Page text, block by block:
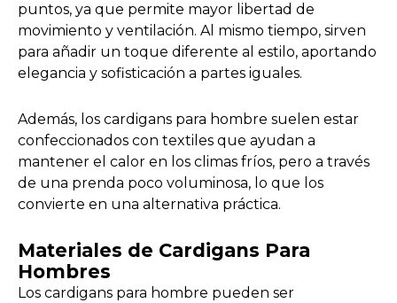
puntos, ya que permite mayor libertad de
movimiento y ventilación. Al mismo tiempo, sirven
para añadir un toque diferente al estilo, aportando
elegancia y sofisticación a partes iguales.
Además, los cardigans para hombre suelen estar
confeccionados con textiles que ayudan a
mantener el calor en los climas fríos, pero a través
de una prenda poco voluminosa, lo que los
convierte en una alternativa práctica.
Materiales de Cardigans Para
Hombres
Los cardigans para hombre pueden ser